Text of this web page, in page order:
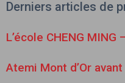
Derniers articles de
L’école CHENG
Atemi Mont d’Or